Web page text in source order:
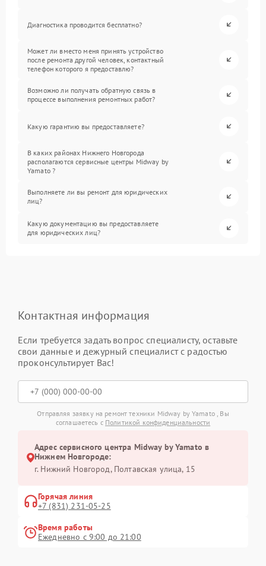
Диагностика проводится бесплатно?
Может ли вместо меня принять устройство
после ремонта другой человек, контактный
телефон которого я предоставлю?
Возможно ли получать обратную связь в
процессе выполнения ремонтных работ?
Какую гарантию вы предоставляете?
В каких районах Нижнего Новгорода
располагаются сервисные центры Midway by
Yamato ?
Выполняете ли вы ремонт для юридических
лиц?
Какую документацию вы предоставляете
для юридических лиц?
Контактная информация
Если требуется задать вопрос специалисту, оставьте
свои данные и дежурный специалист с радостью
проконсультирует Вас!
Отправляя заявку на ремонт техники Midway by Yamato , Вы
соглашаетесь с Политикой конфиденциальности
Адрес сервисного центра Midway by Yamato в
Нижнем Новгороде:
г. Нижний Новгород, Полтавская улица, 15
Горячая линия
+7 (831) 231-05-25
Время работы
Ежедневно с 9:00 до 21:00